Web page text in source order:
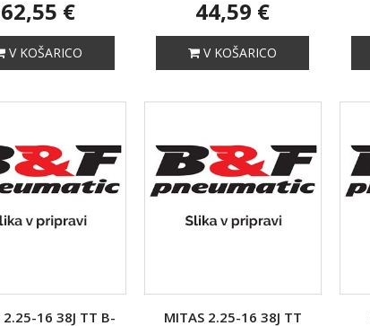
62,55 €
V KOŠARICO
44,59 €
V KOŠARICO
2.25-16 38J TT B-
MITAS 2.25-16 38J TT